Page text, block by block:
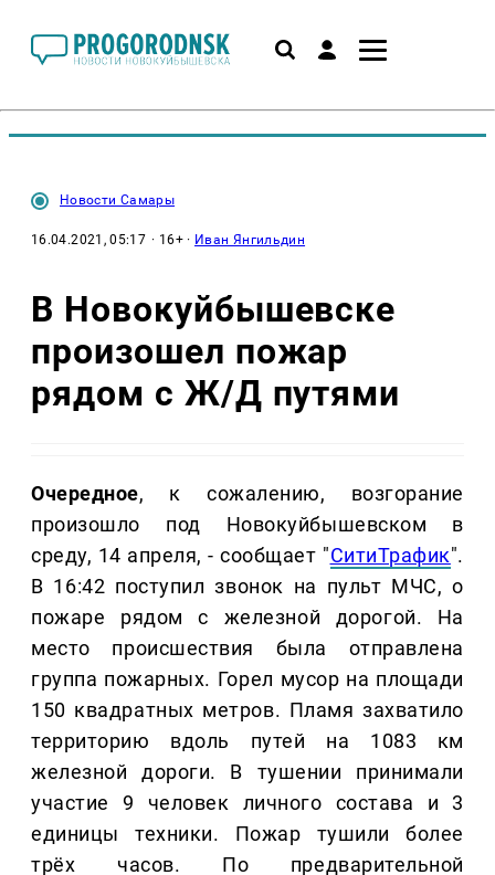
Новости Самары
16.04.2021, 05:17 · 16+ · Иван Янгильдин
В Новокуйбышевске
произошел пожар
рядом с Ж/Д путями
Очередное, к сожалению, возгорание
произошло под Новокуйбышевском в
среду, 14 апреля, - сообщает "СитиТрафик".
В 16:42 поступил звонок на пульт МЧС, о
пожаре рядом с железной дорогой. На
место происшествия была отправлена
группа пожарных. Горел мусор на площади
150 квадратных метров. Пламя захватило
территорию вдоль путей на 1083 км
железной дороги. В тушении принимали
участие 9 человек личного состава и 3
единицы техники. Пожар тушили более
трёх часов. По предварительной